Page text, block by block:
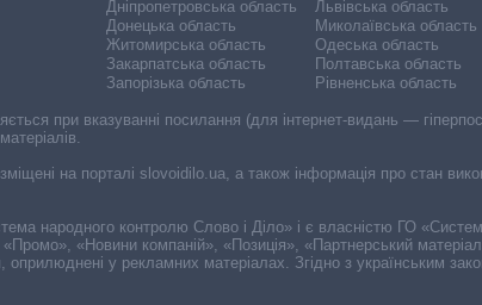
Дніпропетровська область
Донецька область
Житомирська область
Закарпатська область
Запорізька область
Львівська область
Миколаївська область
Одеська область
Полтавська область
Рівненська область
при вказуванні посилання (для інтернет-видань —
на порталі slovoidilo.ua, а також інформація про стан
народного контролю Слово і Діло» і є власністю ГО
«Новини компаній», «Позиція», «Партнерський
оприлюднені у рекламних матеріалах. Згідно з українським